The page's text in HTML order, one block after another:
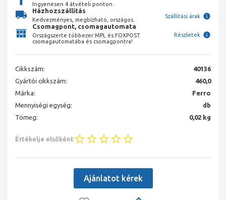
Ingyenesen 4 átvételi ponton.
Házhozszállítás
Kedvezményes, megbízható, országos.
Szállítási árak
Csomagpont, csomagautomata
Országszerte többezer MPL és FOXPOST
csomagautomatába és csomagpontra!
Részletek
Cikkszám:
40136
Gyártói cikkszám:
460,0
Márka:
Ferro
Mennyiségi egység:
db
Tömeg:
0,02 kg
Értékelje elsőként
Ajánlatot kérek